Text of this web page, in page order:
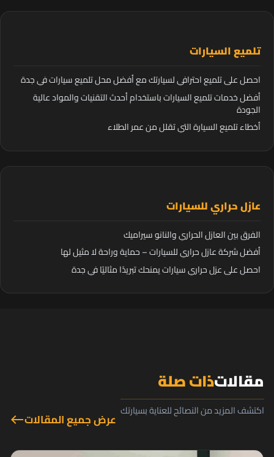
تلميع السيارات
احصل على تلميع احترافي لسيارتك مع أفضل محل تلميع سيارات في جدة
أفضل خدمات تلميع السيارات باستخدام أحدث التقنيات والمواد عالية
الجودة
أخطاء تلميع السيارة التي تقلل من عمر الطلاء
عازل حراري للسيارات
الفرق بين العازل الحراري والنانو سيراميك
أفضل شركة عازل حراري للسيارات – حماية وراحة لا مثيل لها
احصل على عزل حراري سيارات يمنحك تبريدًا مثاليًا في جدة
مقالاتذات صلة
اكتشف المزيد من النصائح للعناية بسيارتك عرض جميع المقالاتwest